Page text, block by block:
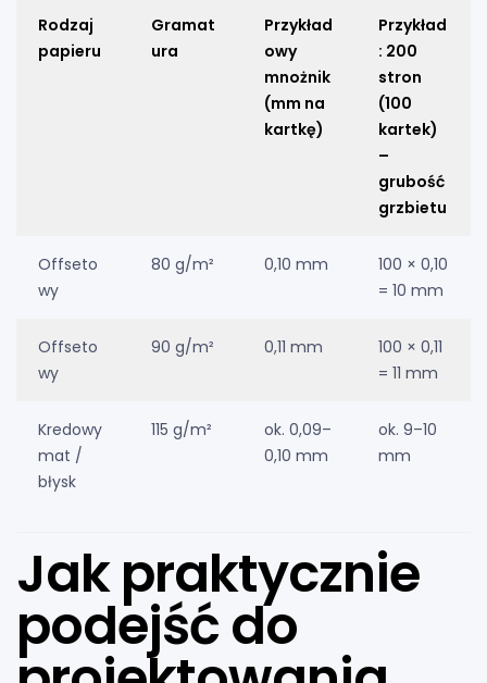
Rodzaj
papieru
Gramat
ura
Przykład
owy
mnożnik
(mm na
kartkę)
Przykład
: 200
stron
(100
kartek)
–
grubość
grzbietu
Offseto
wy
80 g/m² 0,10 mm
100 × 0,10
= 10 mm
Offseto
wy
90 g/m² 0,11 mm
100 × 0,11
= 11 mm
Kredowy
mat /
błysk
115 g/m²
ok. 0,09–
0,10 mm
ok. 9–10
mm
Jak praktycznie
podejść do